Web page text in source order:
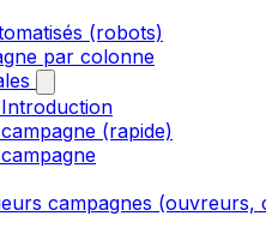
(robots)
par colonne
(rapide)
campagnes (ouvreurs,